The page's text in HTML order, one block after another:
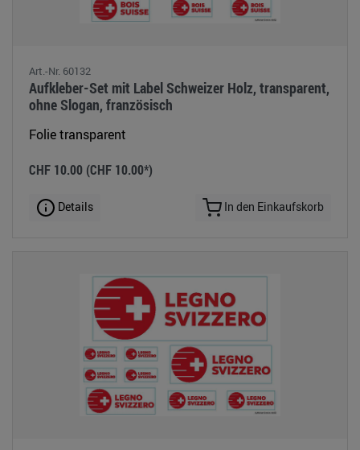
Art.-Nr. 60132
Aufkleber-Set mit Label Schweizer Holz, transparent,
ohne Slogan, französisch
Folie transparent
CHF 10.00 (CHF 10.00*)
Details In den Einkaufskorb